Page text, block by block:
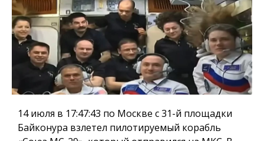
14 июля в 17:47:43 по Москве с 31-й площадки
Байконура взлетел пилотируемый корабль